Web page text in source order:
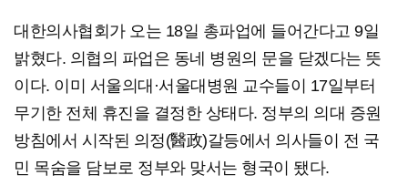
대한의사협회가 오는 18일 총파업에 들어간다고 9일
밝혔다. 의협의 파업은 동네 병원의 문을 닫겠다는 뜻
이다. 이미 서울의대·서울대병원 교수들이 17일부터
무기한 전체 휴진을 결정한 상태다. 정부의 의대 증원
방침에서 시작된 의정(醫政)갈등에서 의사들이 전 국
민 목숨을 담보로 정부와 맞서는 형국이 됐다.